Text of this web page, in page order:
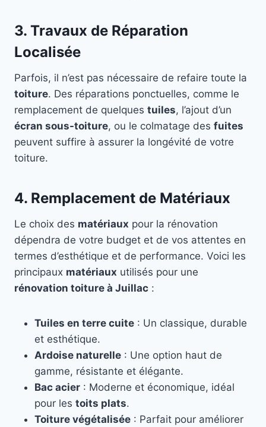
3. Travaux de Réparation
Localisée
Parfois, il n’est pas nécessaire de refaire toute la
toiture. Des réparations ponctuelles, comme le
remplacement de quelques tuiles, l’ajout d’un
écran sous-toiture, ou le colmatage des fuites
peuvent suffire à assurer la longévité de votre
toiture.
4. Remplacement de Matériaux
Le choix des matériaux pour la rénovation
dépendra de votre budget et de vos attentes en
termes d’esthétique et de performance. Voici les
principaux matériaux utilisés pour une
rénovation toiture à Juillac :
Tuiles en terre cuite : Un classique, durable
et esthétique.
Ardoise naturelle : Une option haut de
gamme, résistante et élégante.
Bac acier : Moderne et économique, idéal
pour les toits plats.
Toiture végétalisée : Parfait pour améliorer